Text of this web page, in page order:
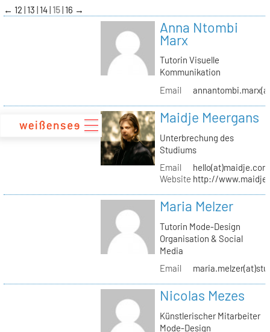
zum
Inhalt
← 12 13 14 15 16 →
Anna Ntombi
Marx
Tutorin Visuelle
Kommunikation
Email
Maidje Meergans
Unterbrechung des
Studiums
Email
hello(at)maidje.com
Website http://
Maria Melzer
Tutorin Mode-Design
Organisation & Social
Media
Email
Nicolas Mezes
Künstlerischer Mitarbeiter
Mode-Design